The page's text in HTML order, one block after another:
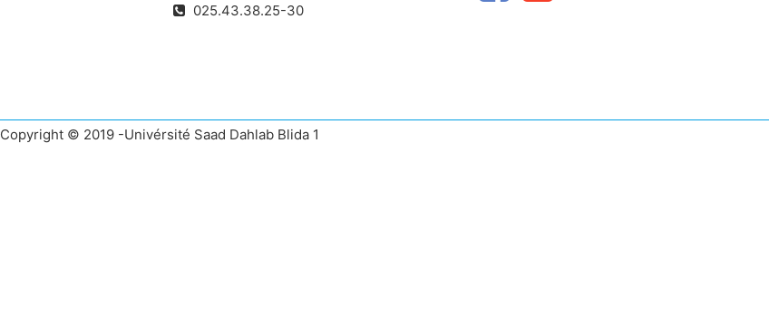
025.43.38.25-30
Copyright © 2019 -Univérsité Saad Dahlab Blida 1